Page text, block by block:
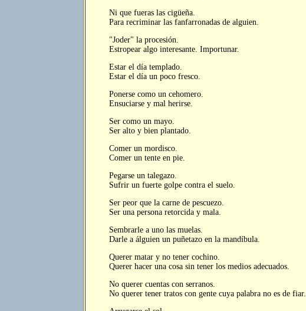
Ni que fueras las cigüeña.
Para recriminar las fanfarronadas de alguien.
"Joder" la procesión.
Estropear algo interesante. Importunar.
Estar el día templado.
Estar el día un poco fresco.
Ponerse como un cehomero.
Ensuciarse y mal herirse.
Ser como un mayo.
Ser alto y bien plantado.
Comer un mordisco.
Comer un tente en pie.
Pegarse un talegazo.
Sufrir un fuerte golpe contra el suelo.
Ser peor que la carne de pescuezo.
Ser una persona retorcida y mala.
Sembrarle a uno las muelas.
Darle a álguien un puñetazo en la mandíbula.
Querer matar y no tener cochino.
Querer hacer una cosa sin tener los medios adecuados.
No querer cuentas con serranos.
No querer tener tratos con gente cuya palabra no es de fiar.